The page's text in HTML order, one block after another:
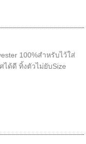
100%สำหรับไว้ใส่
ได้ดี ทิ้งตัวไม่ยับSize